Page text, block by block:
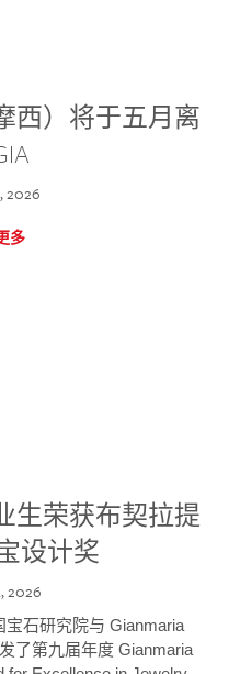
西）将于五月离
2026
多
生荣获布契拉提
设计奖
2026
宝石研究院与 Gianmaria
了第九届年度 Gianmaria